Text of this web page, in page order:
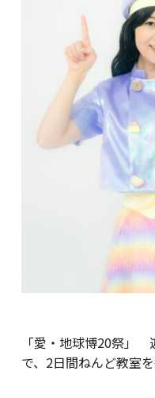
「愛・地球博20祭」
で、2日間ねんど教室